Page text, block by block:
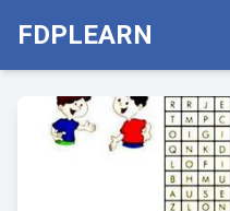
FDPLEARN